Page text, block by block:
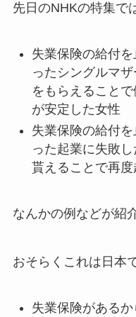
先日のNHKの特集で
失業保険の給付
ったシングルマ
をもらえること
が安定した女性
失業保険の給付
った起業に失敗
貰えることで再
なんかの例などが紹
おそらくこれは日本
失業保険がある